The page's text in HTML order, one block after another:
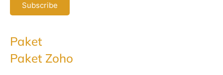
Subscribe
Paket
Paket Zoho